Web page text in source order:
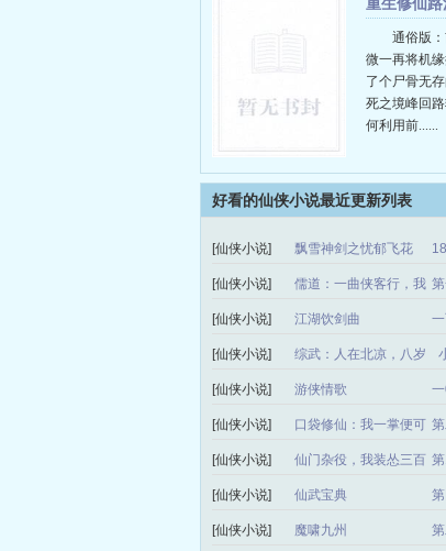
通俗版
微一再将机
了个尸骨无
死之境峰回
何利用前......
好看的仙侠小说最近更新列表
[仙侠小说] 飘雪神剑之忧郁飞花
[仙侠小说]
儒道：一曲侠客行，我
以诗开天门
[仙侠小说] 江湖饮剑曲
[仙侠小说]
综武：人在北凉，八岁
创仙法
[仙侠小说] 游侠情歌
[仙侠小说]
口袋修仙：我一掌便可
轰碎修仙界
[仙侠小说]
仙门杂役，我装怂三百
年
[仙侠小说] 仙武宝典
[仙侠小说] 魔啸九州